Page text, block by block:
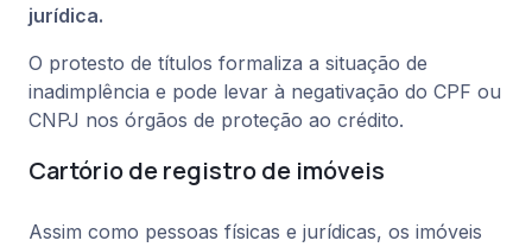
jurídica.
O protesto de títulos formaliza a situação de
inadimplência e pode levar à negativação do CPF ou
CNPJ nos órgãos de proteção ao crédito.
Cartório de registro de imóveis
Assim como pessoas físicas e jurídicas, os imóveis